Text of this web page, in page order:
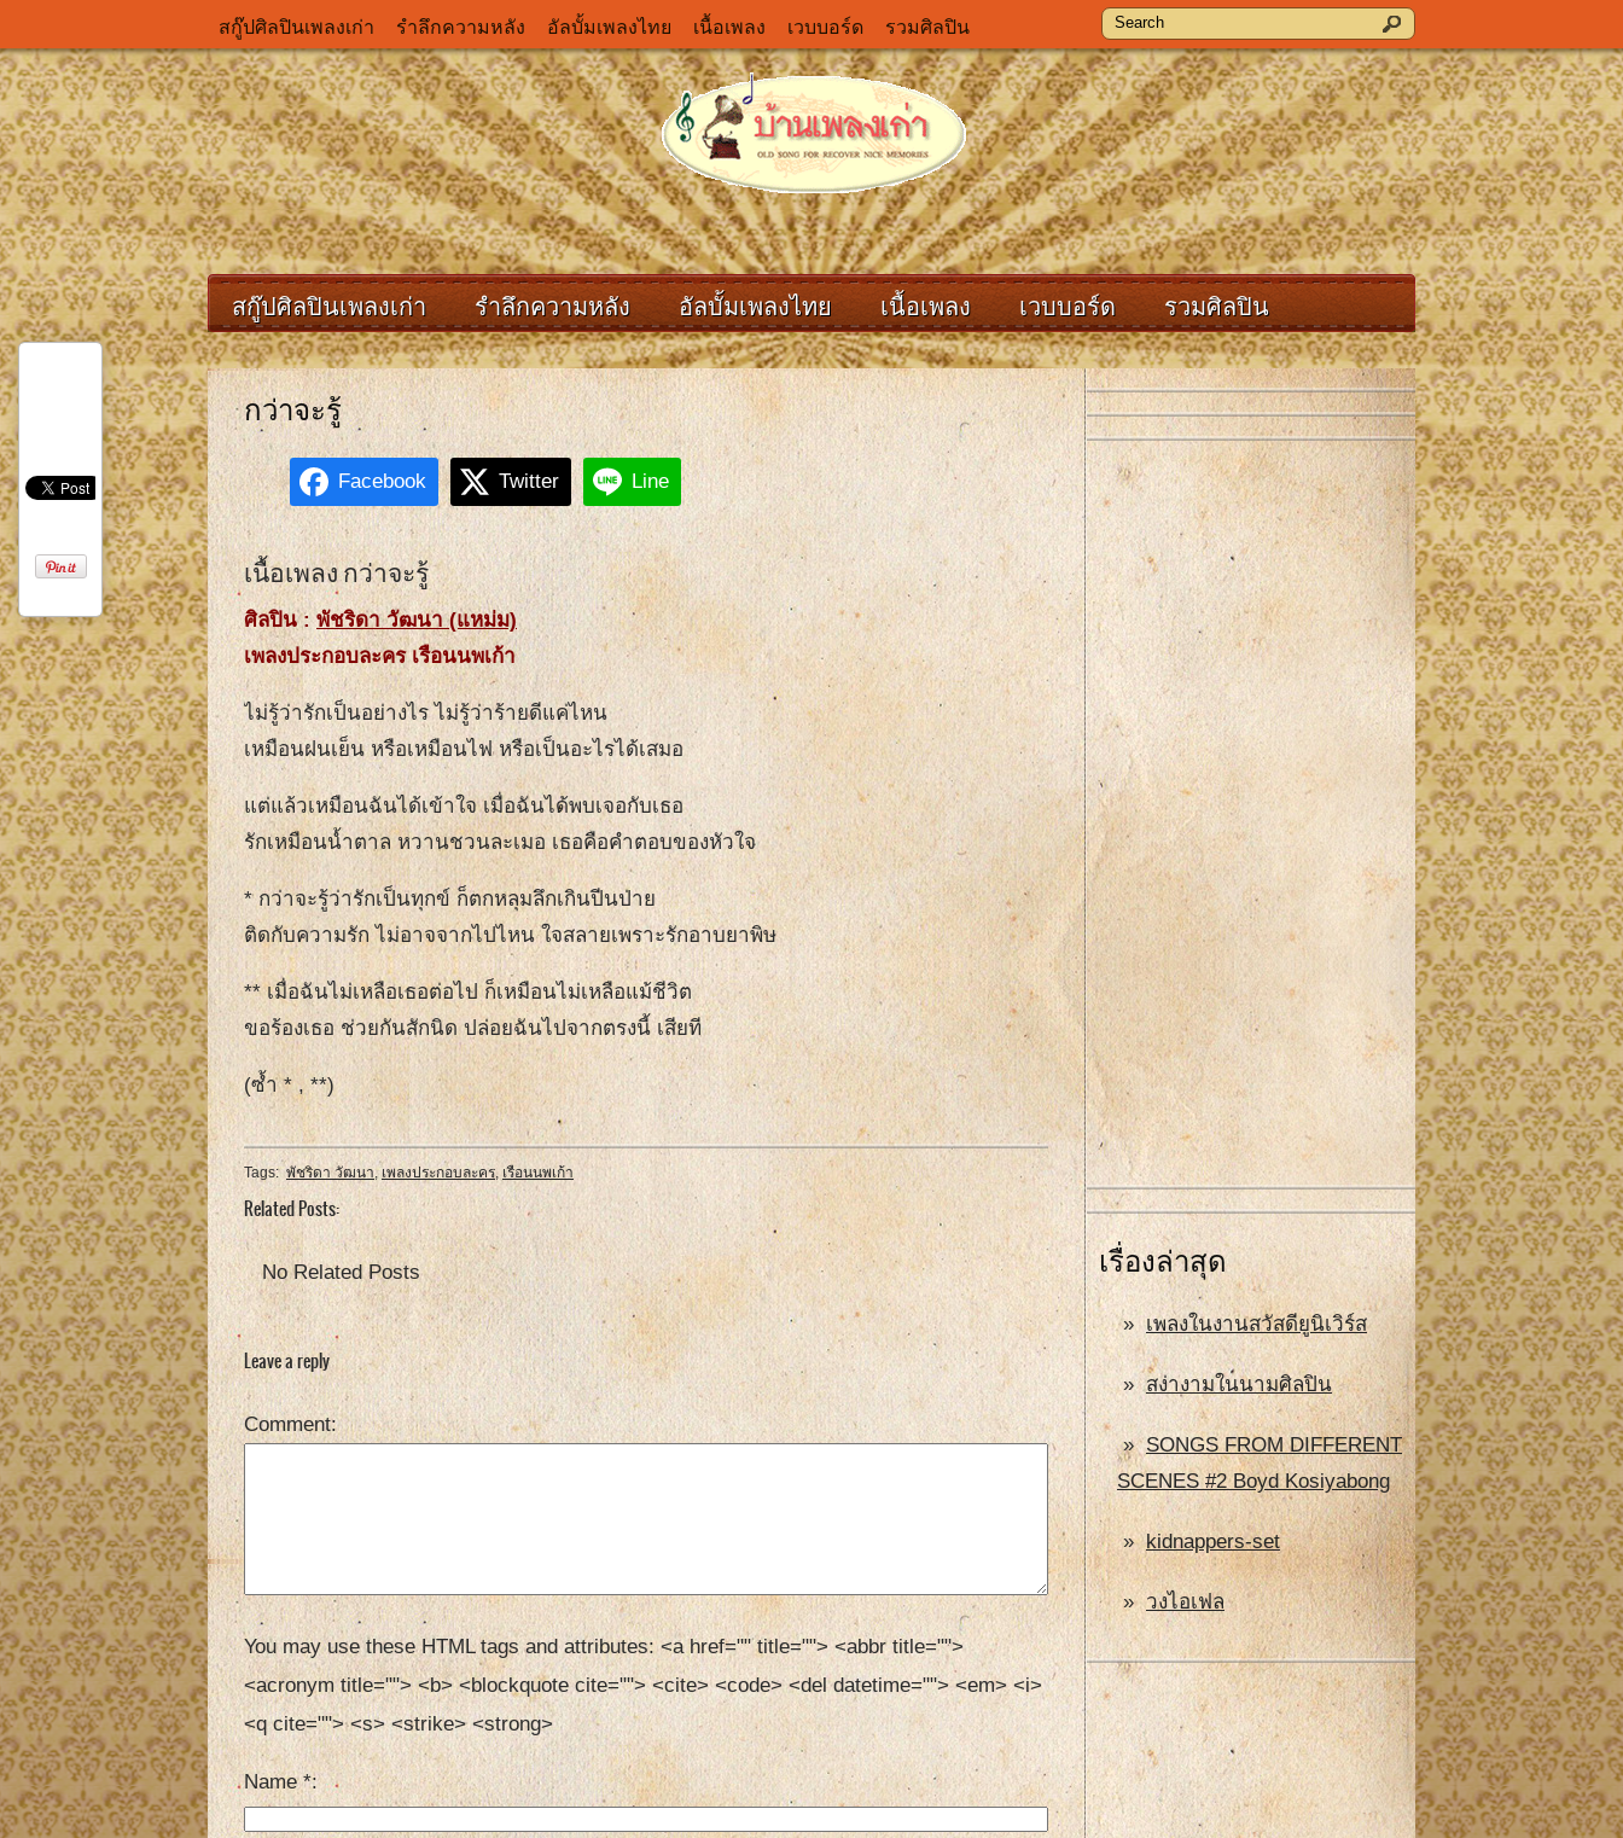
สกู๊ปศิลปินเพลงเก่า รำลึกความหลัง อัลบั้มเพลงไทย เนื้อเพลง เวบบอร์ด รวมศิลปิน
สกู๊ปศิลปินเพลงเก่า รำลึกความหลัง อัลบั้มเพลงไทย เนื้อเพลง เวบบอร์ด รวมศิลปิน
เรื่องล่าสุด
เพลงในงานสวัสดียูนิเวิร์ส
สง่างามในนามศิลปิน
SONGS FROM DIFFERENT
SCENES #2 Boyd Kosiyabong
kidnappers-set
วงไอเฟล
กว่าจะรู้
Facebook Twitter Line
เนื้อเพลง กว่าจะรู้
ศิลปิน :พัชริดา วัฒนา (แหม่ม)
เพลงประกอบละคร เรือนนพเก้า
ไม่รู้ว่ารักเป็นอย่างไร ไม่รู้ว่าร้ายดีแค่ไหน
เหมือนฝนเย็น หรือเหมือนไฟ หรือเป็นอะไรได้เสมอ
แต่แล้วเหมือนฉันได้เข้าใจ เมื่อฉันได้พบเจอกับเธอ
รักเหมือนน้ำตาล หวานชวนละเมอ เธอคือคำตอบของหัวใจ
* กว่าจะรู้ว่ารักเป็นทุกข์ ก็ตกหลุมลึกเกินปีนป่าย
ติดกับความรัก ไม่อาจจากไปไหน ใจสลายเพราะรักอาบยาพิษ
** เมื่อฉันไม่เหลือเธอต่อไป ก็เหมือนไม่เหลือแม้ชีวิต
ขอร้องเธอ ช่วยกันสักนิด ปล่อยฉันไปจากตรงนี้ เสียที
(ซ้ำ * , **)
Tags:พัชริดา วัฒนา, เพลงประกอบละคร, เรือนนพเก้า
Related Posts:
No Related Posts
Leave a reply
Comment
You may use these HTML tags and attributes:<a href="" title=""> <abbr title="">
<acronym title=""> <b> <blockquote cite=""> <cite> <code> <del datetime=""> <em> <i>
<q cite=""> <s> <strike> <strong>
Name*